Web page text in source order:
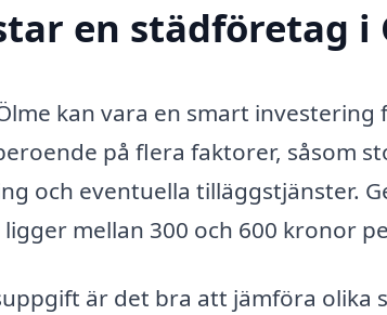
en städföretag i
kan vara en smart
på flera faktorer, såsom
och eventuella tilläggstjänster.
mellan 300 och 600 kronor
är det bra att jämföra olika